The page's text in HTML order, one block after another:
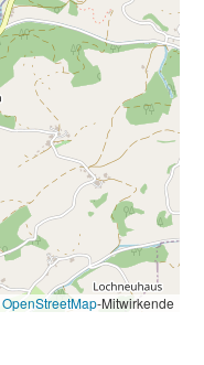
OpenStreetMap-Mitwirkende